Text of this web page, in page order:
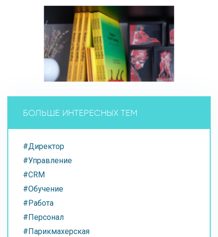
БОЛЬШЕ ИНТЕРЕСНЫХ ТЕМ
#Директор
#Управление
#CRM
#Обучение
#Работа
#Персонал
#Парикмахерская